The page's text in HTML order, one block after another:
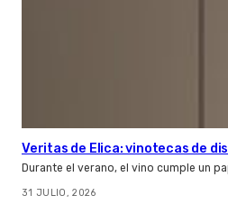
Veritas de Elica: vinotecas de
Durante el verano, el vino cumple un
31 JULIO, 2026